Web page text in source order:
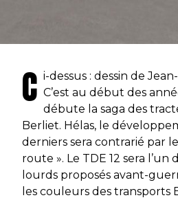
C i-dessus : dessin de
C’est au début des
débute la saga des
Berliet. Hélas, le
derniers sera contrarié par
route ». Le TDE 12 sera l’un
lourds proposés avant-
les couleurs des transports